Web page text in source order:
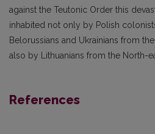
against the Teutonic Order this
inhabited not only by Polish
Belorussians and Ukrai­nians from
also by Lithuanians from the North-
References